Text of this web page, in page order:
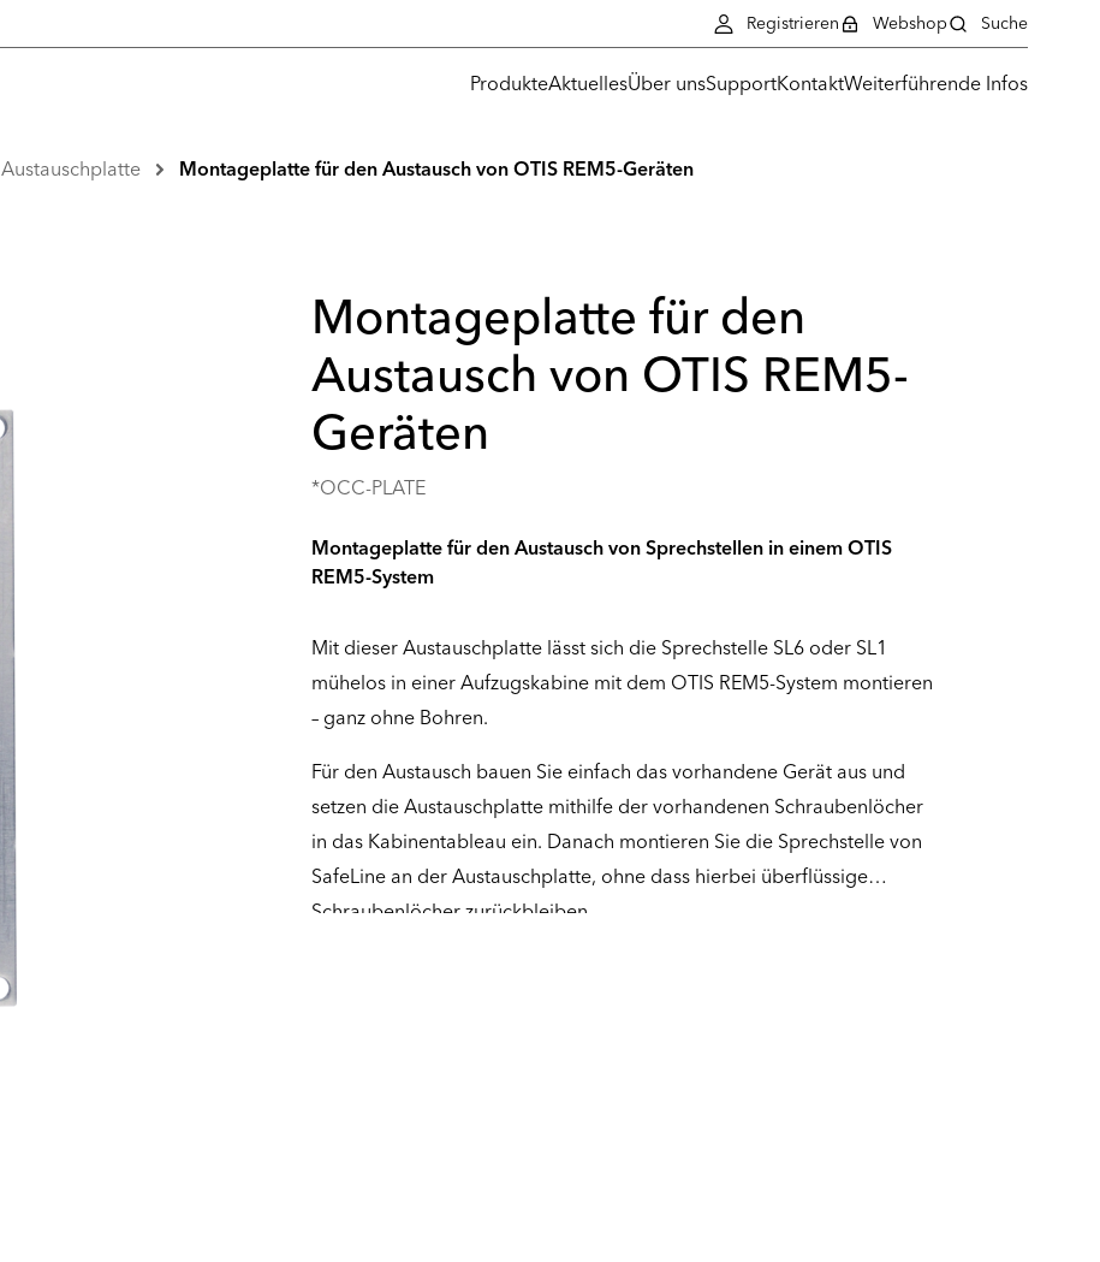
ProdukteAktuellesÜber unsSupportKontaktWeiterführende Infos
Registrieren Webshop Suche
Austauschplatte Montageplatte für den Austausch von OTIS REM5-Geräten
Montageplatte für den
Austausch von OTIS REM5-
Geräten
*OCC-PLATE
Montageplatte für den Austausch von Sprechstellen in einem OTIS
REM5-System
Mit dieser Austauschplatte lässt sich die Sprechstelle SL6 oder SL1
mühelos in einer Aufzugskabine mit dem OTIS REM5-System montieren
– ganz ohne Bohren.
Für den Austausch bauen Sie einfach das vorhandene Gerät aus und
setzen die Austauschplatte mithilfe der vorhandenen Schraubenlöcher
in das Kabinentableau ein. Danach montieren Sie die Sprechstelle von
SafeLine an der Austauschplatte, ohne dass hierbei überflüssige
Schraubenlöcher zurückbleiben.